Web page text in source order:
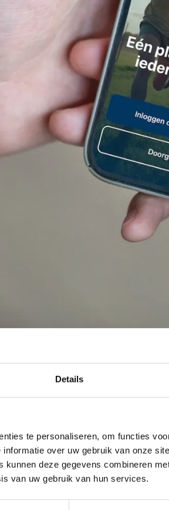
Details
te personaliseren, om functies
over uw gebruik van onze
deze gegevens combineren
van uw gebruik van hun services.
bouwen aan een
op een laagdrempelige manier samen
Maak impact zichtbaar, vergroot